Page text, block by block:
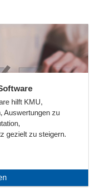
hilft KMU,
Auswertungen zu
gezielt zu steigern.